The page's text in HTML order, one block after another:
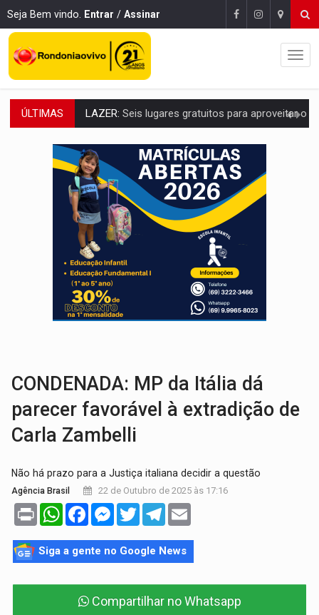
Seja Bem vindo. Entrar / Assinar
ÚLTIMAS VÍDEO:FTICCO e Força Tática prendem membro do CV com arma e drogas
INCLUSÃO:Prefeitura fortalece parceria com a APAE para ampliar ações
DEFESA: Exército testa inovações no combate a drones durante
TEMAS SOCIOAMBIENTAIS:Em Itapuã do Oeste, CINEMAZÔNIA leva cinema
PREVISÃO: Interior de Rondônia terá sábado (8) de calor
INFRAESTRUTURA: Após quase 30 anos de espera, asfalto chega ao
A ILHA: Coreografia de Rondônia estreia na programação do Festival de
ELEIÇÕES 2026: Sgt. Mouza esclarece 'erro de digitação' em declaração de
CONDENADA: MP da Itália dá
parecer favorável à extradição de
Carla Zambelli
Não há prazo para a Justiça italiana decidir a questão
Agência Brasil 22 de Outubro de 2025 às 17:16
Print WhatsAppFacebookMessenger
TwitterTelegram
Siga a gente no Google News
Compartilhar no Whatsapp